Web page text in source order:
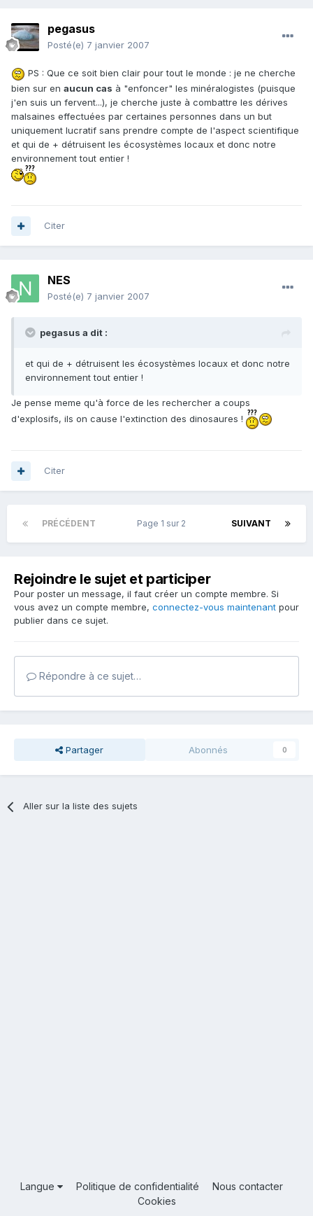
pegasus
Posté(e) 7 janvier 2007
PS : Que ce soit bien clair pour tout le monde : je ne cherche
bien sur en aucun cas à "enfoncer" les minéralogistes (puisque
j'en suis un fervent...), je cherche juste à combattre les dérives
malsaines effectuées par certaines personnes dans un but
uniquement lucratif sans prendre compte de l'aspect scientifique
et qui de + détruisent les écosystèmes locaux et donc notre
environnement tout entier !
Citer
NES
Posté(e) 7 janvier 2007
pegasus a dit :
et qui de + détruisent les écosystèmes locaux et donc notre
environnement tout entier !
Je pense meme qu'à force de les rechercher a coups
d'explosifs, ils on cause l'extinction des dinosaures !
Citer
PRÉCÉDENT SUIVANT
Page 1 sur 2
Rejoindre le sujet et participer
Pour poster un message, il faut créer un compte membre. Si
vous avez un compte membre, connectez-vous maintenant pour
publier dans ce sujet.
Répondre à ce sujet…
Partager Abonnés 0
Aller sur la liste des sujets
Langue Politique de confidentialité
Nous contacter
Cookies